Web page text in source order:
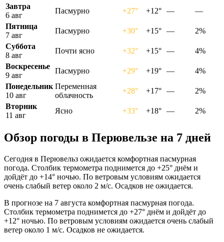
Завтра
6 авг
Пасмурно +27° +12° —
—
Пятница
7 авг
Пасмурно +30° +15° —
2%
Суббота
8 авг
Почти ясно +32° +15° —
4%
Воскресенье
9 авг
Пасмурно +29° +19° —
4%
Понедельник
10 авг
Переменная
облачность
+28° +17° —
2%
Вторник
11 авг
Ясно +33° +18° — 2%
Обзор погоды в Перювельзе на 7 дней
Сегодня в Перювельз ожидается комфортная пасмурная
погода. Столбик термометра поднимется до +25° днём и
дойдёт до +14° ночью. По ветровым условиям ожидается
очень слабый ветер около 2 м/с. Осадков не ожидается.
В прогнозе на 7 августа комфортная пасмурная погода.
Столбик термометра поднимется до +27° днём и дойдёт до
+12° ночью. По ветровым условиям ожидается очень слабый
ветер около 1 м/с. Осадков не ожидается.